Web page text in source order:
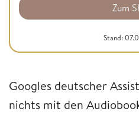
Zum
Stand:
Googles deutscher
nichts mit den